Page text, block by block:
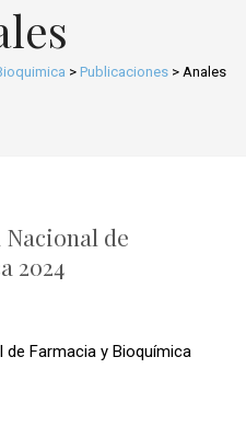
> Publicaciones> Anales
Nacional de
2024
Farmacia y Bioquímica